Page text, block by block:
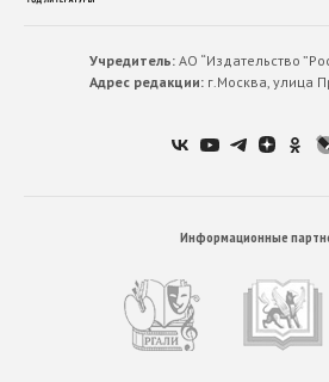
Учредитель:АО “Издательство
Адрес редакции:г.Москва, улица
Информационные